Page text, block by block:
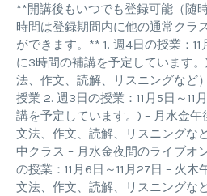
**開講後もいつでも登録可能（随
時間は登録期間内に他の通常クラ
ができます。** 1. 週4日の授業：11
に3時間の補講を予定しています
法、作文、読解、リスニングなど
授業 2. 週3日の授業：11月5日～11
講を予定しています。) – 月水金午
文法、作文、読解、リスニングな
中クラス – 月水金夜間のライブオ
の授業：11月6日～11月27日 – 火木
文法、作文、読解、リスニングな